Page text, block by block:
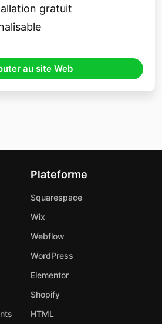
gratuit
au site Web
Plateforme
Squarespace
Wix
Webflow
WordPress
Elementor
Shopify
HTML